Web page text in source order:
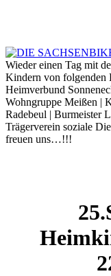
Wieder einen Tag mit
Kindern von folgenden
Heimverbund
Wohngruppe Meißen |
Radebeul | Burmeister
Trägerverein soziale
freuen uns…!!!